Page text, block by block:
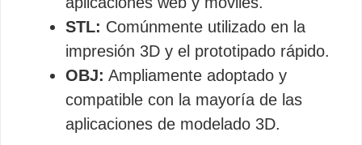
STL: Comúnmente utilizado en la
impresión 3D y el prototipado rápido.
OBJ: Ampliamente adoptado y
compatible con la mayoría de las
aplicaciones de modelado 3D.